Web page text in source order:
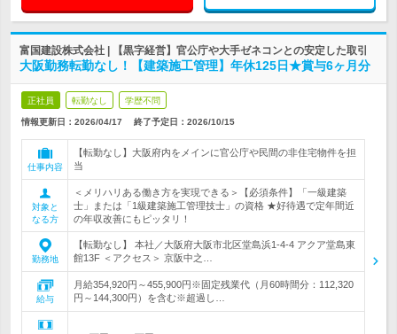
富国建設株式会社 | 【黒字経営】官公庁や大手ゼネコンとの安定した取引
大阪勤務転勤なし！【建築施工管理】年休125日★賞与6ヶ月分
正社員 転勤なし 学歴不問
情報更新日：2026/04/17 終了予定日： 2026/10/15
仕事内容
【転勤なし】大阪府内をメインに官公庁や民間の非住宅物件を担
当
対象と
なる方
＜メリハリある働き方を実現できる＞【必須条件】「一級建築
士」または「1級建築施工管理技士」の資格 ★好待遇で定年間近
の年収改善にもピッタリ！
勤務地
【転勤なし】 本社／大阪府大阪市北区堂島浜1-4-4 アクア堂島東
館13F ＜アクセス＞ 京阪中之…
給与
月給354,920円～455,900円※固定残業代（月60時間分：112,320
円～144,300円）を含む※超過し…